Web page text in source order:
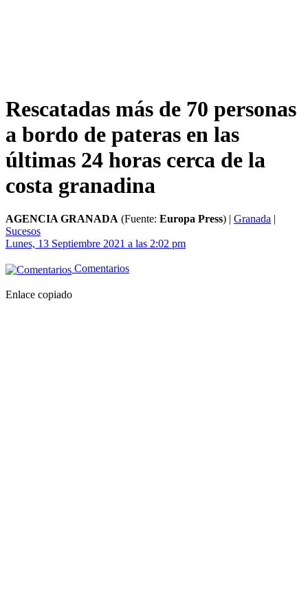
Rescatadas más de 70 personas
a bordo de pateras en las
últimas 24 horas cerca de la
costa granadina
AGENCIA GRANADA (Fuente: Europa Press) | Granada |
Sucesos
Lunes, 13 Septiembre 2021 a las 2:02 pm
Comentarios
Enlace copiado